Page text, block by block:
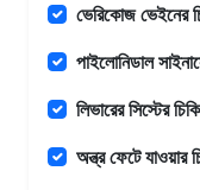
ভেরিকোজ ভেইনের
পাইলোনিডাল
লিভারের সিস্টের
অন্ত্র ফেটে যাওয়ার